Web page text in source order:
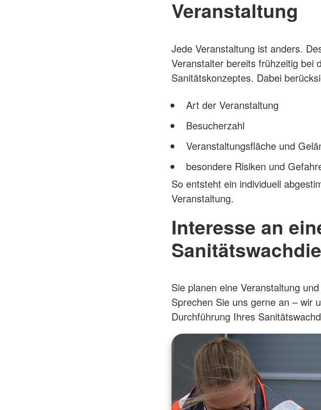
Veranstaltung
Jede Veranstaltung ist anders.
Veranstalter bereits frühzeitig bei
Sanitätskonzeptes. Dabei
Art der Veranstaltung
Besucherzahl
Veranstaltungsfläche und
besondere Risiken und
So entsteht ein individuell
Veranstaltung.
Interesse an
Sie planen eine Veranstaltung
Sprechen Sie uns gerne an – wir
Durchführung Ihres